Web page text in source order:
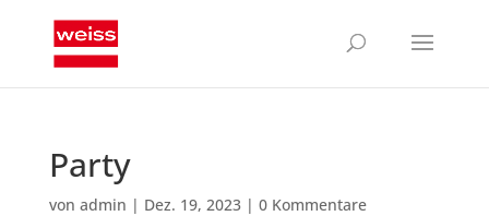
Party
von admin | Dez. 19, 2023| 0 Kommentare